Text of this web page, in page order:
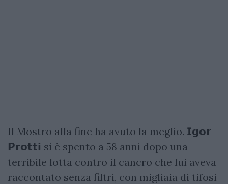
Il Mostro alla fine ha avuto la meglio. 𝗜𝗴𝗼𝗿
𝗣𝗿𝗼𝘁𝘁𝗶 si è spento a 58 anni dopo una
terribile lotta contro il cancro che lui aveva
raccontato senza filtri, con migliaia di tifosi